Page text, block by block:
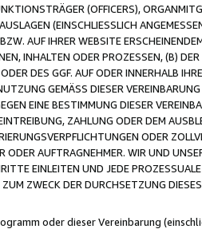
(OFFICERS),
(EINSCHLIESSLICH
AUF IHRER WEBSITE
INHALTEN ODER PROZESSEN, (B)
DES GGF. AUF ODER INNERHALB
GEMÄSS DIESER
EINE BESTIMMUNG DIESER
ZAHLUNG ODER DEM
ODER
AUFTRAGNEHMER. WIR UND
EINLEITEN UND JEDE
ZWECK DER DURCHSETZUNG
oder dieser Vereinbarung